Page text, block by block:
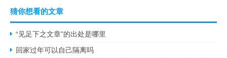
猜你想看的文章
“见足下之文章”的出处是哪里
回家过年可以自己隔离吗